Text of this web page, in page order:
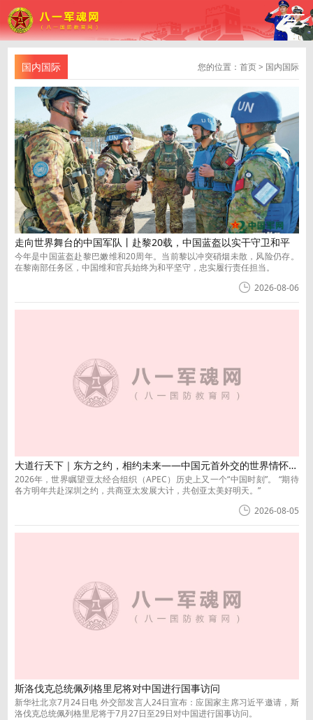
国内国际 您的位置： 首页> 国内国际
走向世界舞台的中国军队丨赴黎20载，中国蓝盔以实干守卫和平
今年是中国蓝盔赴黎巴嫩维和20周年。当前黎以冲突硝烟未散，风险仍存。
在黎南部任务区，中国维和官兵始终为和平坚守，忠实履行责任担当。
2026-08-06
大道行天下｜东方之约，相约未来——中国元首外交的世界情怀与大国气派
2026年，世界瞩望亚太经合组织（APEC）历史上又一个“中国时刻”。 “期待
各方明年共赴深圳之约，共商亚太发展大计，共创亚太美好明天。”
2026-08-05
斯洛伐克总统佩列格里尼将对中国进行国事访问
新华社北京7月24日电 外交部发言人24日宣布：应国家主席习近平邀请，斯
洛伐克总统佩列格里尼将于7月27日至29日对中国进行国事访问。